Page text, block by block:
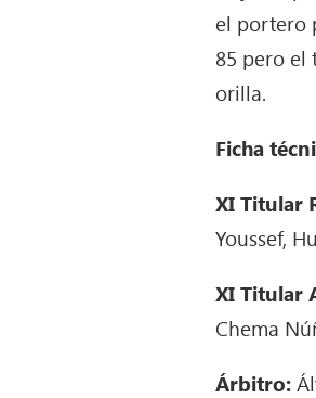
el portero
85 pero el
orilla.
Ficha
XI Titular
Youssef,
XI Titular
Chema
Árbitro: